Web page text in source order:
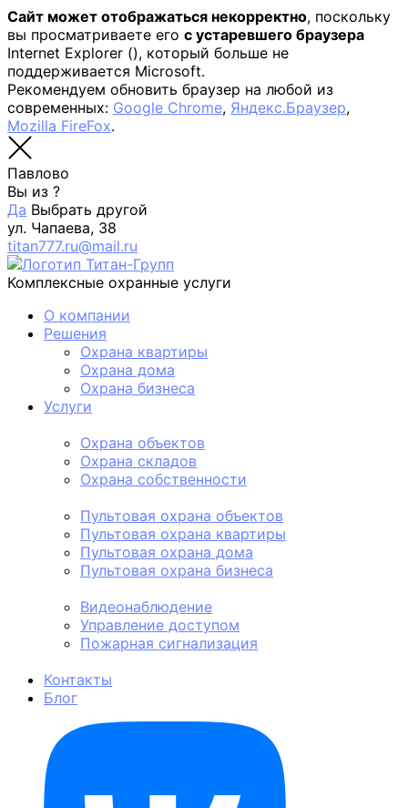
Сайт может отображаться некорректно, поскольку
вы просматриваете его с устаревшего браузера
Internet Explorer (), который больше не
поддерживается Microsoft.
Рекомендуем обновить браузер на любой из
современных: Google Chrome, Яндекс.Браузер,
Mozilla FireFox.
Павлово
Вы из ?
Да Выбрать другой
ул. Чапаева, 38
titan777.ru@mail.ru
Комплексные охранные услуги
О компании
Решения
Охрана квартиры
Охрана дома
Охрана бизнеса
Услуги
Охрана объектов
Охрана складов
Охрана собственности
Пультовая охрана объектов
Пультовая охрана квартиры
Пультовая охрана дома
Пультовая охрана бизнеса
Видеонаблюдение
Управление доступом
Пожарная сигнализация
Контакты
Блог